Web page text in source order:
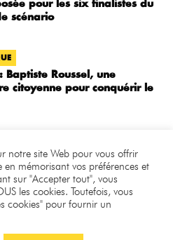
pour les six finalistes du
scénario
Baptiste Roussel, une
citoyenne pour conquérir le
Bourgeois .
LA RÉDACTION
notre site Web pour vous offrir
en mémorisant vos préférences et
sur "Accepter tout", vous
les cookies. Toutefois, vous
cookies" pour fournir un